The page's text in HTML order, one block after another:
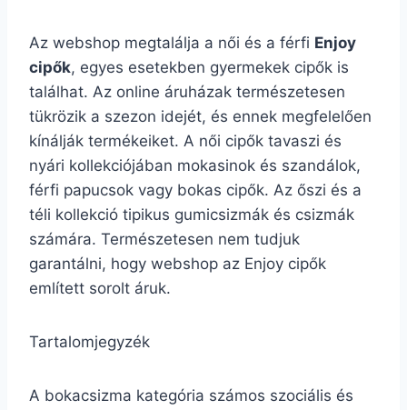
Az webshop megtalálja a női és a férfi Enjoy
cipők, egyes esetekben gyermekek cipők is
találhat. Az online áruházak természetesen
tükrözik a szezon idejét, és ennek megfelelően
kínálják termékeiket. A női cipők tavaszi és
nyári kollekciójában mokasinok és szandálok,
férfi papucsok vagy bokas cipők. Az őszi és a
téli kollekció tipikus gumicsizmák és csizmák
számára. Természetesen nem tudjuk
garantálni, hogy webshop az Enjoy cipők
említett sorolt áruk.
Tartalomjegyzék
A bokacsizma kategória számos szociális és